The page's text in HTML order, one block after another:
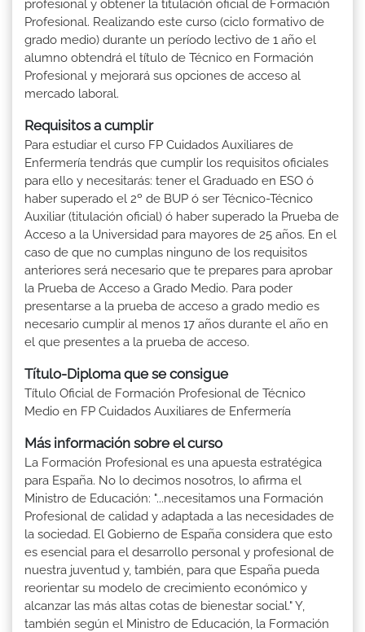
profesional y obtener la titulación oficial de Formación
Profesional. Realizando este curso (ciclo formativo de
grado medio) durante un período lectivo de 1 año el
alumno obtendrá el título de Técnico en Formación
Profesional y mejorará sus opciones de acceso al
mercado laboral.
Requisitos a cumplir
Para estudiar el curso FP Cuidados Auxiliares de
Enfermería tendrás que cumplir los requisitos oficiales
para ello y necesitarás: tener el Graduado en ESO ó
haber superado el 2º de BUP ó ser Técnico-Técnico
Auxiliar (titulación oficial) ó haber superado la Prueba de
Acceso a la Universidad para mayores de 25 años. En el
caso de que no cumplas ninguno de los requisitos
anteriores será necesario que te prepares para aprobar
la Prueba de Acceso a Grado Medio. Para poder
presentarse a la prueba de acceso a grado medio es
necesario cumplir al menos 17 años durante el año en
el que presentes a la prueba de acceso.
Título-Diploma que se consigue
Título Oficial de Formación Profesional de Técnico
Medio en FP Cuidados Auxiliares de Enfermería
Más información sobre el curso
La Formación Profesional es una apuesta estratégica
para España. No lo decimos nosotros, lo afirma el
Ministro de Educación: "...necesitamos una Formación
Profesional de calidad y adaptada a las necesidades de
la sociedad. El Gobierno de España considera que esto
es esencial para el desarrollo personal y profesional de
nuestra juventud y, también, para que España pueda
reorientar su modelo de crecimiento económico y
alcanzar las más altas cotas de bienestar social." Y,
también según el Ministro de Educación, la Formación